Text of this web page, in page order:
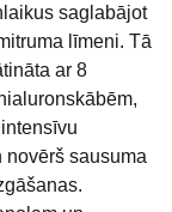
saglabājot
līmeni. Tā
ar 8
novērš sausuma